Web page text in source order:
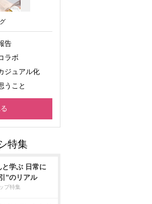
告
ラボ
ジュアル化
うこと
と学ぶ 日常に
”のリアル
プ特集